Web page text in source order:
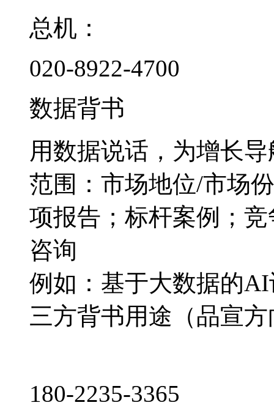
总机：
020-8922-4700
数据背书
用数据说话，为增长导
范围：市场地位/市场
项报告；标杆案例；
咨询
例如：基于大数据的
三方背书用途（品宣
180-2235-3365